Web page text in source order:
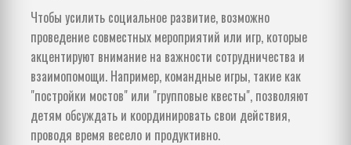
Чтобы усилить социальное развитие, возможно
проведение совместных мероприятий или игр, которые
акцентируют внимание на важности сотрудничества и
взаимопомощи. Например, командные игры, такие как
"постройки мостов" или "групповые квесты", позволяют
детям обсуждать и координировать свои действия,
проводя время весело и продуктивно.